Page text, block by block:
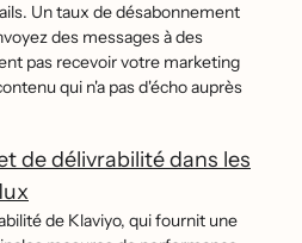
Un taux de désabonnement
des messages à des
pas recevoir votre marketing
qui n'a pas d'écho auprès
de délivrabilité dans les
de Klaviyo, qui fournit une